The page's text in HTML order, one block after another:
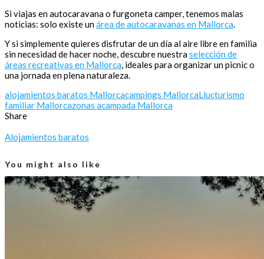
Si viajas en autocaravana o furgoneta camper, tenemos malas
noticias: solo existe unárea de autocaravanas en Mallorca.
Y si simplemente quieres disfrutar de un día al aire libre en familia
sin necesidad de hacer noche, descubre nuestraselección de
áreas recreativas en Mallorca, ideales para organizar un picnic o
una jornada en plena naturaleza.
alojamientos baratos Mallorcacampings MallorcaLlucturismo
familiar Mallorcazonas acampada Mallorca
Share
Alojamientos baratos
You might also like